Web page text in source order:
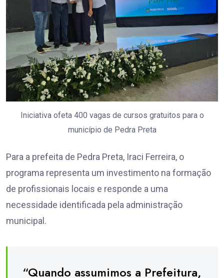
Iniciativa ofeta 400 vagas de cursos gratuitos para o
município de Pedra Preta
Para a prefeita de Pedra Preta, Iraci Ferreira, o
programa representa um investimento na formação
de profissionais locais e responde a uma
necessidade identificada pela administração
municipal.
“Quando assumimos a Prefeitura,